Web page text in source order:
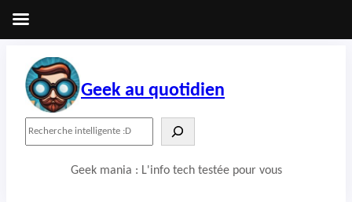
contenu
Geek au quotidien
Geek mania : L'info tech testée pour vous